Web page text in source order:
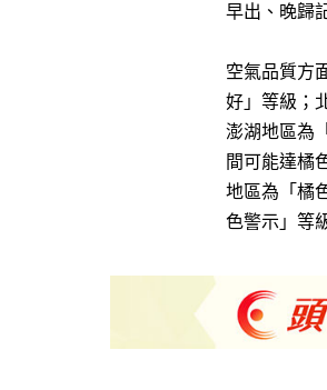
早出、晚歸
空氣品質方
好」等級；
澎湖地區為
間可能達橘
地區為「橘
色警示」等